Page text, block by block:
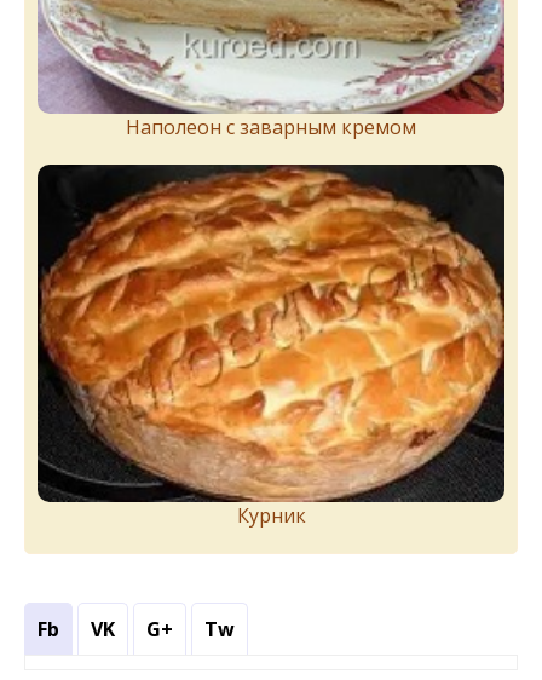
Наполеон с заварным кремом
Курник
Fb VK G+ Tw